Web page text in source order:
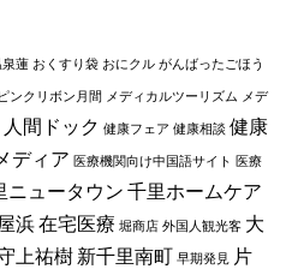
泉蓮 おくすり袋 おにクル がんばったごほう
ピンクリボン月間 メディカルツーリズム メデ
人間ドック 健康フェア 健康相談 健康
ディア 医療機関向け中国語サイト 医療
ニュータウン千里ホームケア
浜在宅医療 堀商店 外国人観光客 大
上祐樹新千里南町 早期発見 片